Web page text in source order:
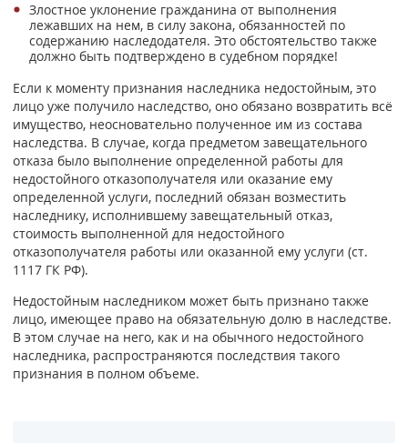
Злостное уклонение гражданина от выполнения
лежавших на нем, в силу закона, обязанностей по
содержанию наследодателя. Это обстоятельство также
должно быть подтверждено в судебном порядке!
Если к моменту признания наследника недостойным, это
лицо уже получило наследство, оно обязано возвратить всё
имущество, неосновательно полученное им из состава
наследства. В случае, когда предметом завещательного
отказа было выполнение определенной работы для
недостойного отказополучателя или оказание ему
определенной услуги, последний обязан возместить
наследнику, исполнившему завещательный отказ,
стоимость выполненной для недостойного
отказополучателя работы или оказанной ему услуги (ст.
1117 ГК РФ).
Недостойным наследником может быть признано также
лицо, имеющее право на обязательную долю в наследстве.
В этом случае на него, как и на обычного недостойного
наследника, распространяются последствия такого
признания в полном объеме.